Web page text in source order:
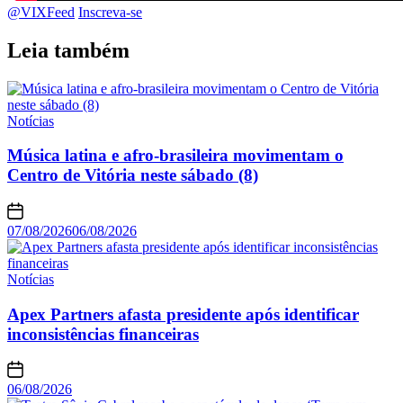
@VIXFeed Inscreva-se
Leia também
Notícias
Música latina e afro-brasileira movimentam o
Centro de Vitória neste sábado (8)
07/08/202606/08/2026
Notícias
Apex Partners afasta presidente após identificar
inconsistências financeiras
06/08/2026